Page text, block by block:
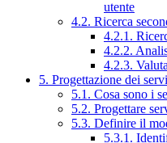
utente
4.2. Ricerca
4.2.1.
4.2.2.
4.2.3.
5. Progettazione dei
5.1. Cosa sono i
5.2. Progettare
5.3. Definire il
5.3.1.